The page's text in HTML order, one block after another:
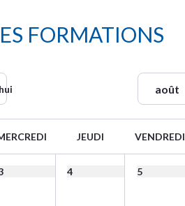
FORMATIONS
JEUDI VENDREDI
4 5